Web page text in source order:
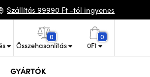
Szállítás 99990 Ft -tól ingyenes
0
Összehasonlítás
0
0Ft
GYÁRTÓK